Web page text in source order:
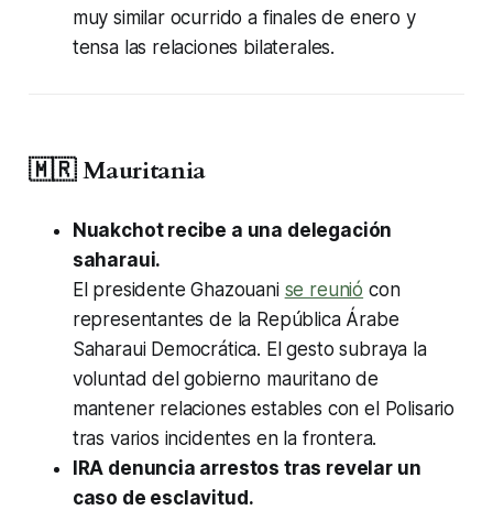
muy similar ocurrido a finales de enero y
tensa las relaciones bilaterales.
🇲🇷 Mauritania
Nuakchot recibe a una delegación
saharaui.
El presidente Ghazouani se reunió con
representantes de la República Árabe
Saharaui Democrática. El gesto subraya la
voluntad del gobierno mauritano de
mantener relaciones estables con el Polisario
tras varios incidentes en la frontera.
IRA denuncia arrestos tras revelar un
caso de esclavitud.